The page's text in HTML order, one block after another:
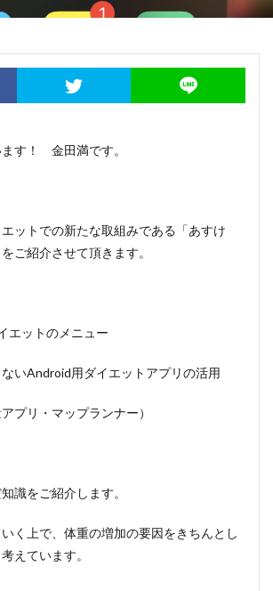
す！ 金田満です。
ットでの新たな取組みである「あすけ
ご紹介させて頂きます。
エットのメニュー
いAndroid用ダイエットアプリの活用
リ・マップランナー）
識をご紹介します。
く上で、体重の増加の要因をきちんとし
えています。